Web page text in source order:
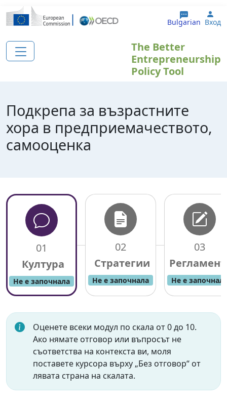
Премини към основното съдържание
Bulgarian Вход
The Better
Entrepreneurship
Policy Tool
Подкрепа за възрастните
хора в предприемачеството,
самооценка
01
Не е започнала
02
Не е започнала
03
Не е
Оценете всеки модул по скала от 0 до 10.
Ако нямате отговор или въпросът не
съответства на контекста ви, моля
поставете курсора върху „Без отговор“ от
лявата страна на скалата.